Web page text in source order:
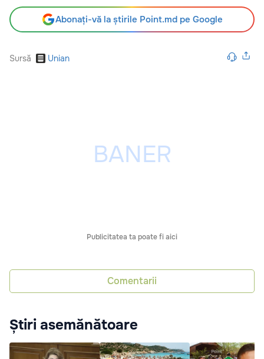
Abonați-vă la știrile Point.md pe Google
Sursă Unian
Publicitatea ta poate fi aici
Comentarii
Știri asemănătoare